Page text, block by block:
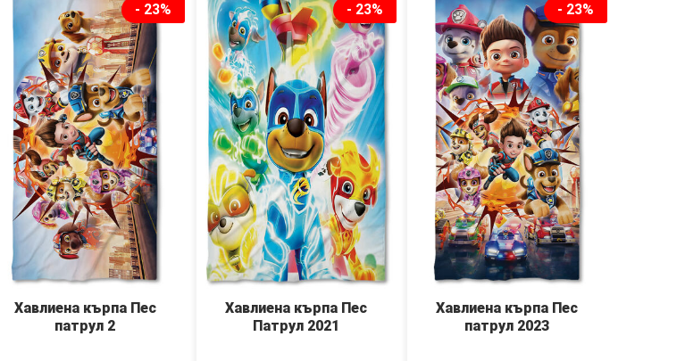
- 23%
Хавлиена кърпа Пес
патрул 2
- 23%
Хавлиена кърпа Пес
Патрул 2021
- 23%
Хавлиена кърпа Пес
патрул 2023